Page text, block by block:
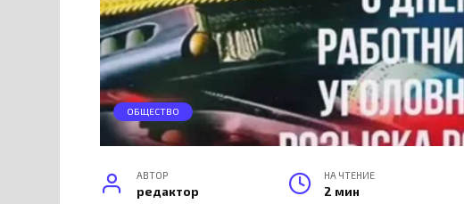
ОБЩЕСТВО
АВТОР
редактор
НА ЧТЕНИЕ
2 мин